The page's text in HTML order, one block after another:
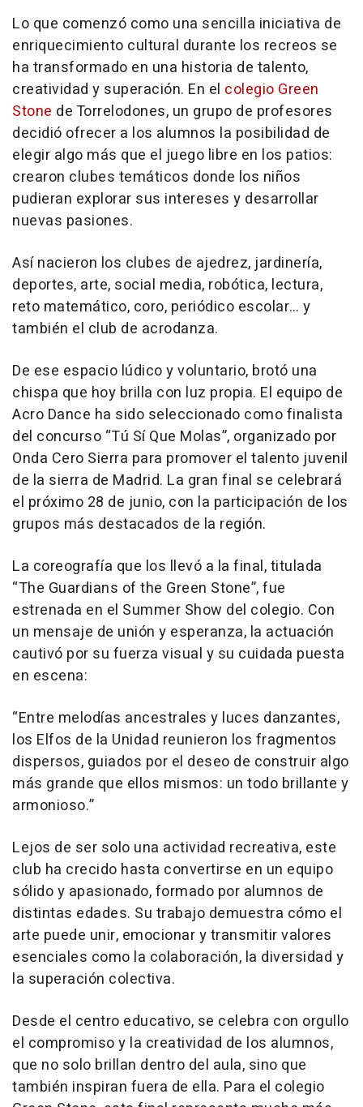
Lo que comenzó como una sencilla iniciativa de
enriquecimiento cultural durante los recreos se
ha transformado en una historia de talento,
creatividad y superación. En el colegio Green
Stone de Torrelodones, un grupo de profesores
decidió ofrecer a los alumnos la posibilidad de
elegir algo más que el juego libre en los patios:
crearon clubes temáticos donde los niños
pudieran explorar sus intereses y desarrollar
nuevas pasiones.
Así nacieron los clubes de ajedrez, jardinería,
deportes, arte, social media, robótica, lectura,
reto matemático, coro, periódico escolar… y
también el club de acrodanza.
De ese espacio lúdico y voluntario, brotó una
chispa que hoy brilla con luz propia. El equipo de
Acro Dance ha sido seleccionado como finalista
del concurso “Tú Sí Que Molas”, organizado por
Onda Cero Sierra para promover el talento juvenil
de la sierra de Madrid. La gran final se celebrará
el próximo 28 de junio, con la participación de los
grupos más destacados de la región.
La coreografía que los llevó a la final, titulada
“The Guardians of the Green Stone”, fue
estrenada en el Summer Show del colegio. Con
un mensaje de unión y esperanza, la actuación
cautivó por su fuerza visual y su cuidada puesta
en escena:
“Entre melodías ancestrales y luces danzantes,
los Elfos de la Unidad reunieron los fragmentos
dispersos, guiados por el deseo de construir algo
más grande que ellos mismos: un todo brillante y
armonioso.”
Lejos de ser solo una actividad recreativa, este
club ha crecido hasta convertirse en un equipo
sólido y apasionado, formado por alumnos de
distintas edades. Su trabajo demuestra cómo el
arte puede unir, emocionar y transmitir valores
esenciales como la colaboración, la diversidad y
la superación colectiva.
Desde el centro educativo, se celebra con orgullo
el compromiso y la creatividad de los alumnos,
que no solo brillan dentro del aula, sino que
también inspiran fuera de ella. Para el colegio